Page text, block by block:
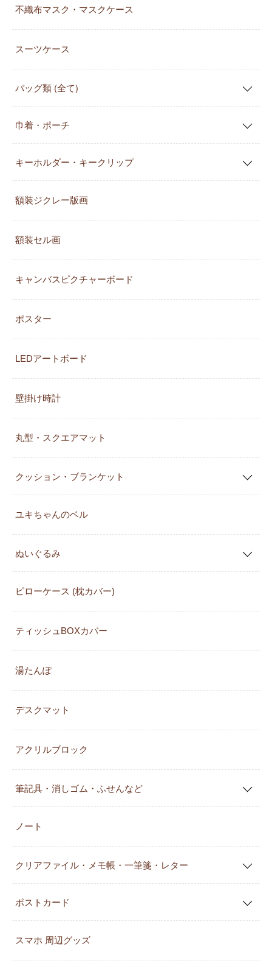
不織布マスク・マスクケース
スーツケース
バッグ類 (全て)
巾着・ポーチ
キーホルダー・キークリップ
額装ジクレー版画
額装セル画
キャンバスピクチャーボード
ポスター
LEDアートボード
壁掛け時計
丸型・スクエアマット
クッション・ブランケット
ユキちゃんのベル
ぬいぐるみ
ピローケース (枕カバー)
ティッシュBOXカバー
湯たんぽ
デスクマット
アクリルブロック
筆記具・消しゴム・ふせんなど
ノート
クリアファイル・メモ帳・一筆箋・レター
ポストカード
スマホ 周辺グッズ